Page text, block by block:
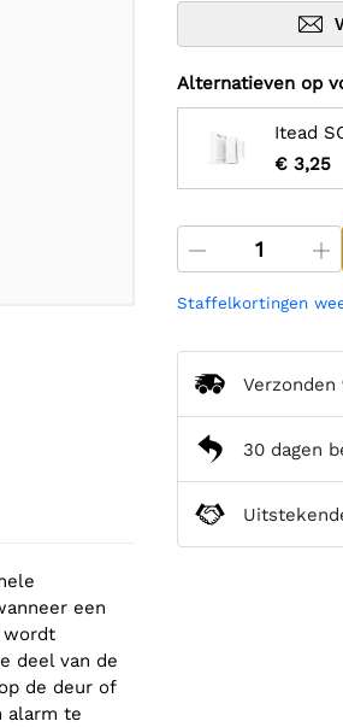
een
wordt
deel van de
de deur of
alarm te
Alternatieven op
€ 3,25
Staffelkortingen
Verzonden
30 dagen